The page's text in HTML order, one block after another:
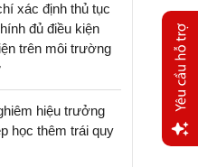
xác định thủ tục
đủ điều kiện
trên môi trường
hiệu trưởng
học thêm trái quy